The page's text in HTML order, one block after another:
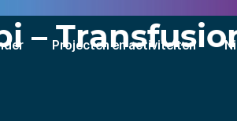
Projecten en activiteiten
–